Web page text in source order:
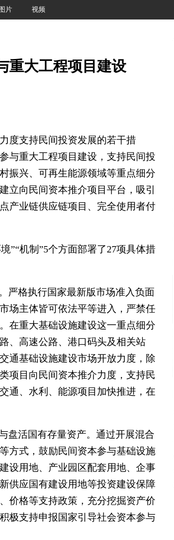
图片 视频
重大工程项目建设
支持民间投资发展的若干措
与重大工程项目建设，支持民间投
振兴、可再生能源领域等重点细分
立向民间资本推介项目平台，吸引
产业链供应链项目、完全使用者付
机制”5个方面部署了27项具体措
格执行国家最新版市场准入负面
场主体皆可依法平等进入，严禁任
在重大基础设施建设这一重点细分
、高速公路、港口码头及相关站
通基础设施建设市场开放力度，除
项目向民间资本推介力度，支持民
通、水利、能源项目加快推进，在
活国有存量资产。通过开展混合
方式，鼓励民间资本参与基础设施
设用地、产业园区配套用地、企事
供应国有建设用地等投资建设保障
价格等支持政策，充分挖掘资产价
极支持申报国家引导社会资本参与